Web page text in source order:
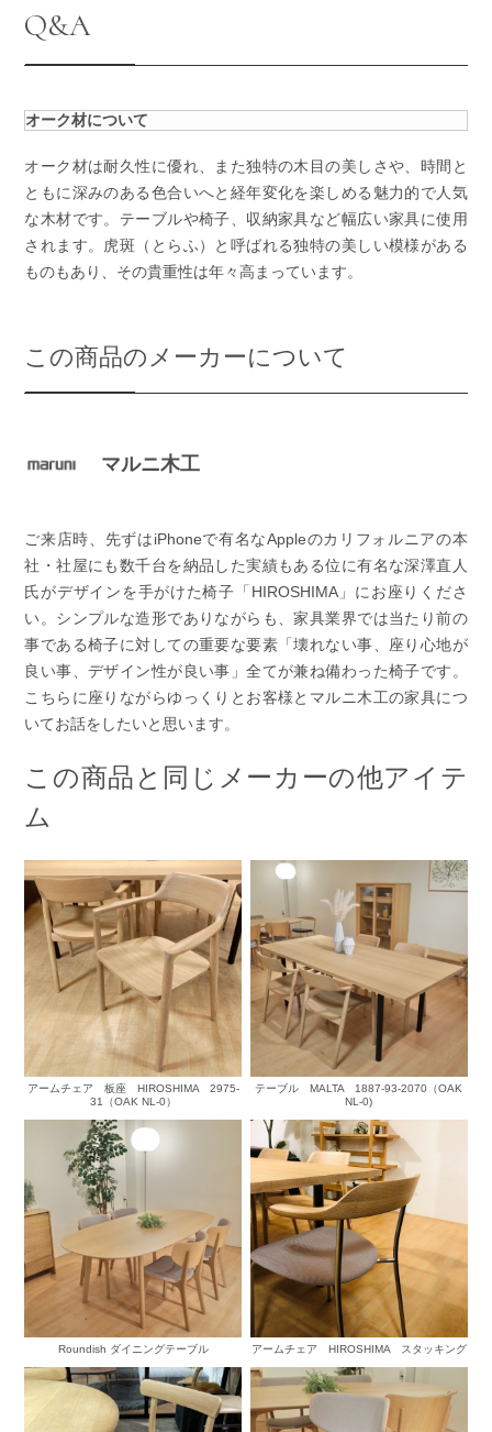
Q&A
オーク材について
オーク材は耐久性に優れ、また独特の木目の美しさや、時間と
ともに深みのある色合いへと経年変化を楽しめる魅力的で人気
な木材です。テーブルや椅子、収納家具など幅広い家具に使用
されます。虎斑（とらふ）と呼ばれる独特の美しい模様がある
ものもあり、その貴重性は年々高まっています。
この商品のメーカーについて
マルニ木工
ご来店時、先ずはiPhoneで有名なAppleのカリフォルニアの本
社・社屋にも数千台を納品した実績もある位に有名な深澤直人
氏がデザインを手がけた椅子「HIROSHIMA」にお座りくださ
い。シンプルな造形でありながらも、家具業界では当たり前の
事である椅子に対しての重要な要素「壊れない事、座り心地が
良い事、デザイン性が良い事」全てが兼ね備わった椅子です。
こちらに座りながらゆっくりとお客様とマルニ木工の家具につ
いてお話をしたいと思います。
この商品と同じメーカーの他アイテ
ム
アームチェア 板座 HIROSHIMA 2975-
31（OAK NL-0）
テーブル MALTA 1887-93-2070（OAK
NL-0)
Roundish ダイニングテーブル アームチェア HIROSHIMA スタッキング